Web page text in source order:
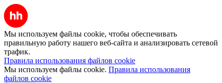
Мы используем файлы cookie, чтобы обеспечивать
правильную работу нашего веб-сайта и анализировать сетевой
трафик.
Правила использования файлов cookie
Мы используем файлы cookie. Правила использования
файлов cookie